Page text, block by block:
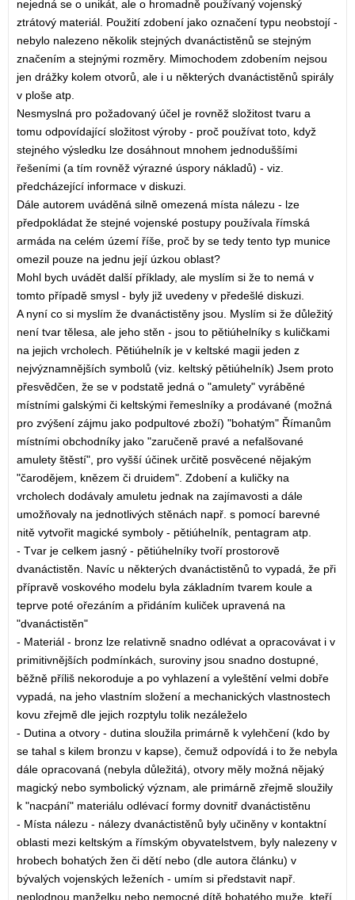
nejedná se o unikát, ale o hromadně používaný vojenský
ztrátový materiál. Použití zdobení jako označení typu neobstojí -
nebylo nalezeno několik stejných dvanáctistěnů se stejným
značením a stejnými rozměry. Mimochodem zdobením nejsou
jen drážky kolem otvorů, ale i u některých dvanáctistěnů spirály
v ploše atp.
Nesmyslná pro požadovaný účel je rovněž složitost tvaru a
tomu odpovídající složitost výroby - proč používat toto, když
stejného výsledku lze dosáhnout mnohem jednoduššími
řešeními (a tím rovněž výrazné úspory nákladů) - viz.
předcházející informace v diskuzi.
Dále autorem uváděná silně omezená místa nálezu - lze
předpokládat že stejné vojenské postupy používala římská
armáda na celém území říše, proč by se tedy tento typ munice
omezil pouze na jednu její úzkou oblast?
Mohl bych uvádět další příklady, ale myslím si že to nemá v
tomto případě smysl - byly již uvedeny v předešlé diskuzi.
A nyní co si myslím že dvanáctistěny jsou. Myslím si že důležitý
není tvar tělesa, ale jeho stěn - jsou to pětiúhelníky s kuličkami
na jejich vrcholech. Pětiúhelník je v keltské magii jeden z
nejvýznamnějších symbolů (viz. keltský pětiúhelník) Jsem proto
přesvědčen, že se v podstatě jedná o "amulety" vyráběné
místními galskými či keltskými řemeslníky a prodávané (možná
pro zvýšení zájmu jako podpultové zboží) "bohatým" Římanům
místními obchodníky jako "zaručeně pravé a nefalšované
amulety štěstí", pro vyšší účinek určitě posvěcené nějakým
"čarodějem, knězem či druidem". Zdobení a kuličky na
vrcholech dodávaly amuletu jednak na zajímavosti a dále
umožňovaly na jednotlivých stěnách např. s pomocí barevné
nitě vytvořit magické symboly - pětiúhelník, pentagram atp.
- Tvar je celkem jasný - pětiúhelníky tvoří prostorově
dvanáctistěn. Navíc u některých dvanáctistěnů to vypadá, že při
přípravě voskového modelu byla základním tvarem koule a
teprve poté ořezáním a přidáním kuliček upravená na
"dvanáctistěn"
- Materiál - bronz lze relativně snadno odlévat a opracovávat i v
primitivnějších podmínkách, suroviny jsou snadno dostupné,
běžně příliš nekoroduje a po vyhlazení a vyleštění velmi dobře
vypadá, na jeho vlastním složení a mechanických vlastnostech
kovu zřejmě dle jejich rozptylu tolik nezáleželo
- Dutina a otvory - dutina sloužila primárně k vylehčení (kdo by
se tahal s kilem bronzu v kapse), čemuž odpovídá i to že nebyla
dále opracovaná (nebyla důležitá), otvory měly možná nějaký
magický nebo symbolický význam, ale primárně zřejmě sloužily
k "nacpání" materiálu odlévací formy dovnitř dvanáctistěnu
- Místa nálezu - nálezy dvanáctistěnů byly učiněny v kontaktní
oblasti mezi keltským a římským obyvatelstvem, byly nalezeny v
hrobech bohatých žen či dětí nebo (dle autora článku) v
bývalých vojenských leženích - umím si představit např.
neplodnou manželku nebo nemocné dítě bohatého muže, kteří